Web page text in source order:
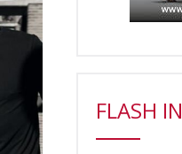
FLASH